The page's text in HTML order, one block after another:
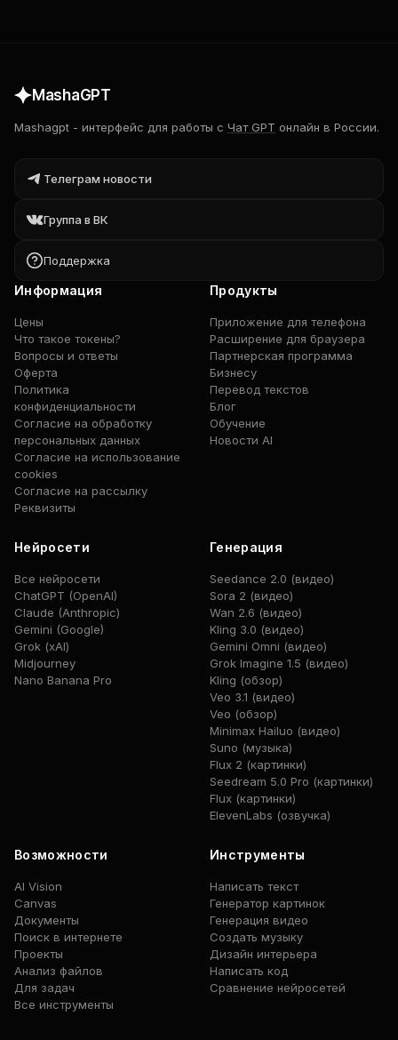
MashaGPT
Mashagpt - интерфейс для работы с Чат GPT онлайн в России.
Телеграм новости
Группа в ВК
Поддержка
Информация
Цены
Что такое токены?
Вопросы и ответы
Оферта
Политика
конфиденциальности
Согласие на обработку
персональных данных
Согласие на использование
cookies
Согласие на рассылку
Реквизиты
Продукты
Приложение для телефона
Расширение для браузера
Партнерская программа
Бизнесу
Перевод текстов
Блог
Обучение
Новости AI
Нейросети
Все нейросети
ChatGPT (OpenAI)
Claude (Anthropic)
Gemini (Google)
Grok (xAI)
Midjourney
Nano Banana Pro
Генерация
Seedance 2.0 (видео)
Sora 2 (видео)
Wan 2.6 (видео)
Kling 3.0 (видео)
Gemini Omni (видео)
Grok Imagine 1.5 (видео)
Kling (обзор)
Veo 3.1 (видео)
Veo (обзор)
Minimax Hailuo (видео)
Suno (музыка)
Flux 2 (картинки)
Seedream 5.0 Pro (картинки)
Flux (картинки)
ElevenLabs (озвучка)
Возможности
AI Vision
Canvas
Документы
Поиск в интернете
Проекты
Анализ файлов
Для задач
Все инструменты
Инструменты
Написать текст
Генератор картинок
Генерация видео
Создать музыку
Дизайн интерьера
Написать код
Сравнение нейросетей